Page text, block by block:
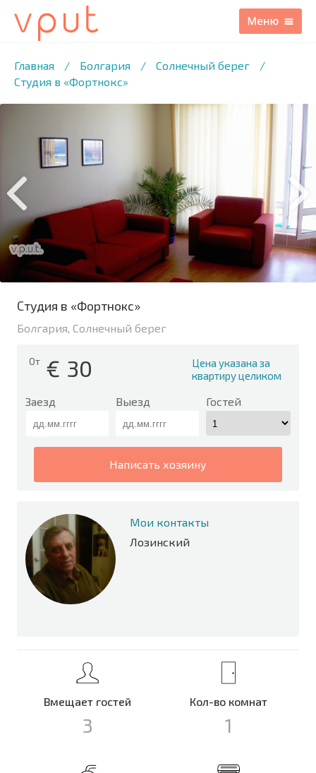
Главная / Болгария / Солнечный берег
/
Студия в «Фортнокс»
/2 ФОТО
Студия в «Фортнокс»
Болгария, Солнечный берег
От € 30
Цена указана за
квартиру целиком
Заезд Выезд Гостей
написать хозяину
Мои контакты
Лозинский
Вмещает гостей
3
Кол-во комнат
1